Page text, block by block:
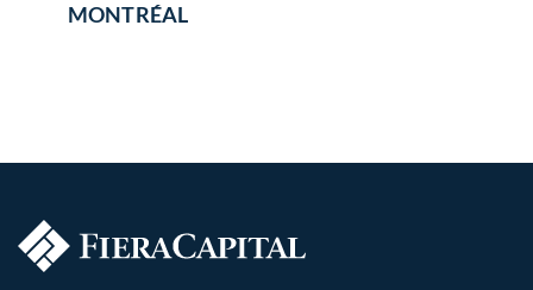
MONTRÉAL